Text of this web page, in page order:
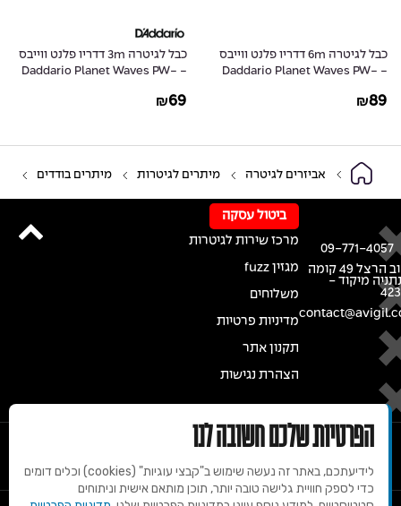
כבל לגיטרה 6m דדריו פלנט ווייבס
- Daddario Planet Waves PW-
₪89
כבל לגיטרה 3m דדריו פלנט ווייבס
- Daddario Planet Waves PW-
₪69
אביזרים לגיטרה מיתרים לגיטרות מיתרים בודדים
רחוב הרצל 49 קומה
מיקוד -
09-771-4057
ביטול עסקה
מרכז שירות לגיטרות
מגזין fuzz
משלוחים
מדיניות פרטיות
תקנון אתר
הצהרת נגישות
הפרטיות שלכם חשובה לנו
לידיעתכם, באתר זה נעשה שימוש ב"קבצי עוגיות" (cookies) וכלים דומים
כדי לספק חוויית גלישה טובה יותר, תוכן מותאם אישית וניתוחים